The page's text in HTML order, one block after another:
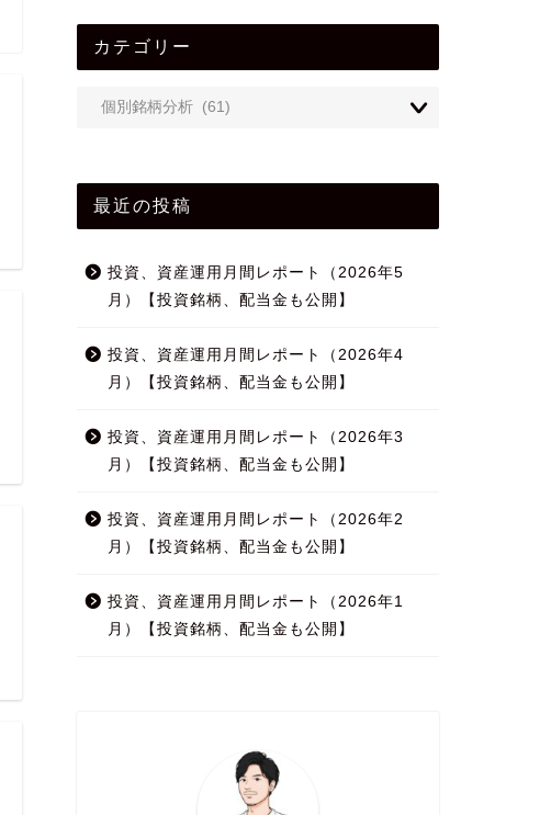
カテゴリー
最近の投稿
投資、資産運用月間レポート（2026年5
月）【投資銘柄、配当金も公開】
投資、資産運用月間レポート（2026年4
月）【投資銘柄、配当金も公開】
投資、資産運用月間レポート（2026年3
月）【投資銘柄、配当金も公開】
投資、資産運用月間レポート（2026年2
月）【投資銘柄、配当金も公開】
投資、資産運用月間レポート（2026年1
月）【投資銘柄、配当金も公開】